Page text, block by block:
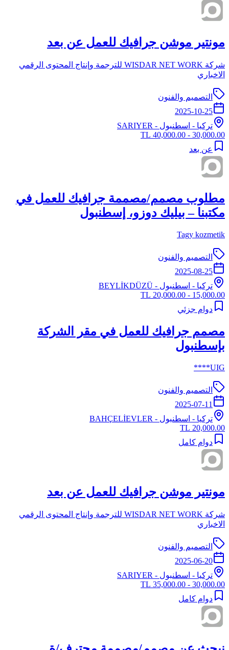
مونتير موشن جرافيك للعمل عن بعد
شركة WISDAR NET WORK للترجمة وإنتاج المحتوى الرقمي
الاخباري
التصميم والفنون
2025-10-25
تركيا - اسطنبول - SARIYER
30,000.00 - 40,000.00 TL
عن بعد
مطلوب مصمم/مصممة جرافيك للعمل في
مكتبنا – بيليك دوزو، إسطنبول
Tagy kozmetik
التصميم والفنون
2025-08-25
تركيا - اسطنبول - BEYLİKDÜZÜ
15,000.00 - 20,000.00 TL
دوام جزئي
مصمم جرافيك للعمل في مقر الشركة
بإسطنبول
UIG****
التصميم والفنون
2025-07-11
تركيا - اسطنبول - BAHÇELİEVLER
20,000.00 TL
دوام كامل
مونتير موشن جرافيك للعمل عن بعد
شركة WISDAR NET WORK للترجمة وإنتاج المحتوى الرقمي
الاخباري
التصميم والفنون
2025-06-20
تركيا - اسطنبول - SARIYER
30,000.00 - 35,000.00 TL
دوام كامل